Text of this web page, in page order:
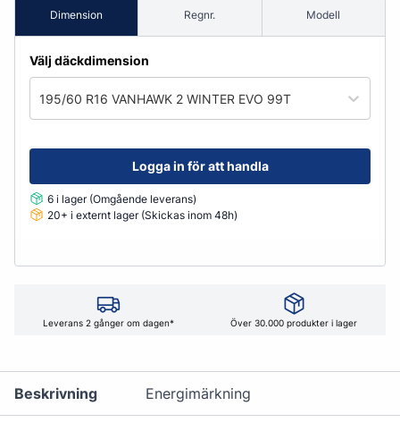
Dimension Regnr. Modell
Välj däckdimension
195/60 R16 VANHAWK 2 WINTER EVO 99T
Logga in för att handla
6 i lager (Omgående leverans)
20+ i externt lager (Skickas inom 48h)
Leverans 2 gånger om dagen* Över 30.000 produkter i lager
Beskrivning Energimärkning